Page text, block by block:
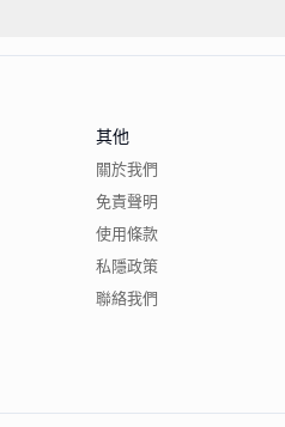
其他
關於我們
免責聲明
使用條款
私隱政策
聯絡我們